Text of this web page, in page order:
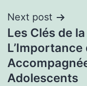
Next post
Les Clés de
Adolescents